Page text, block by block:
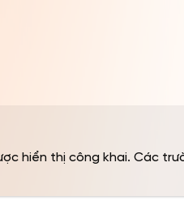
hiển thị công khai. Các